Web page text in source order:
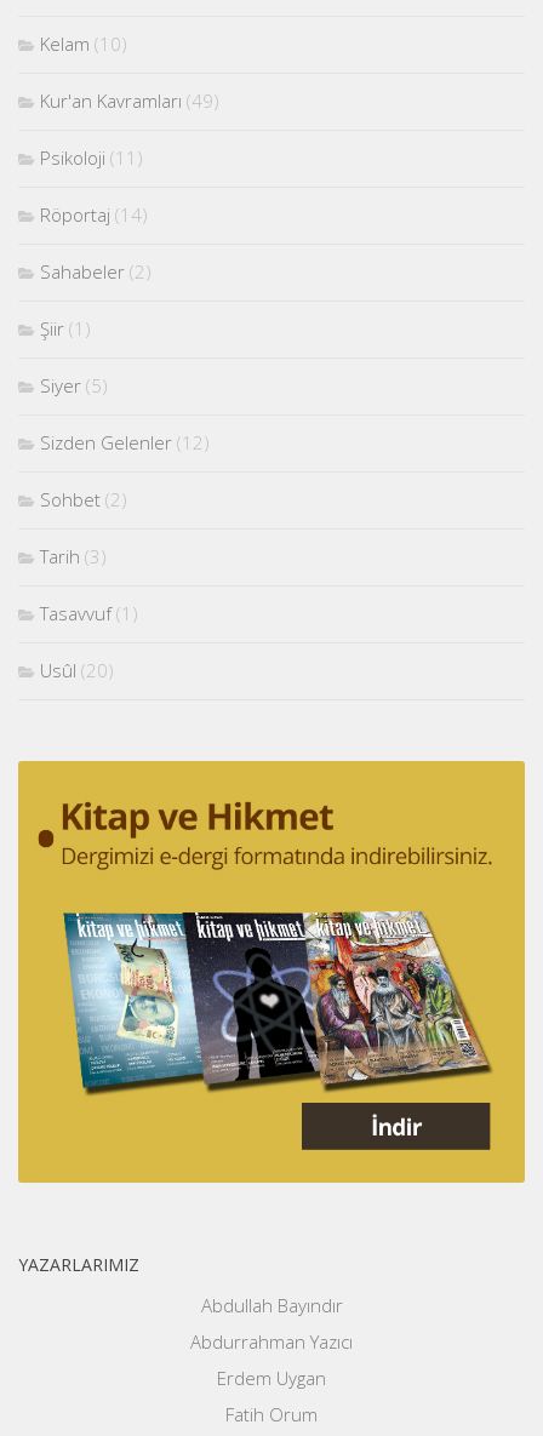
Kelam (10)
Kur'an Kavramları (49)
Psikoloji (11)
Röportaj (14)
Sahabeler (2)
Şiir (1)
Siyer (5)
Sizden Gelenler (12)
Sohbet (2)
Tarih (3)
Tasavvuf(1)
Usûl (20)
YAZARLARIMIZ
Abdullah Bayındır
Abdurrahman Yazıcı
Erdem Uygan
Fatih Orum